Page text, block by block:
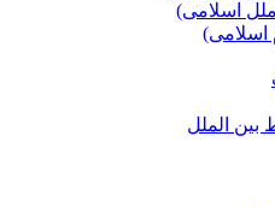
ملل اسلامی)
اسلامی)
بین الملل